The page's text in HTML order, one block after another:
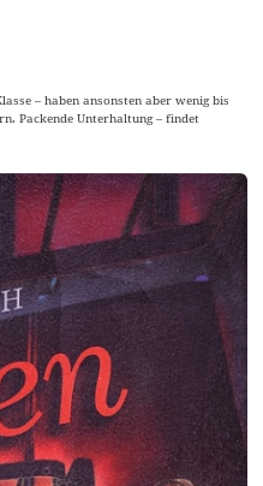
– haben ansonsten aber wenig bis
Packende Unterhaltung – findet